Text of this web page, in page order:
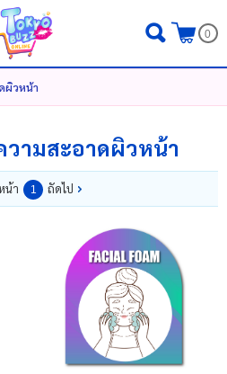
| 日本語
REGISTER
0 )
0
ผิวหน้า
ามสะอาดผิวหน้า
น้า 1 ถัดไป